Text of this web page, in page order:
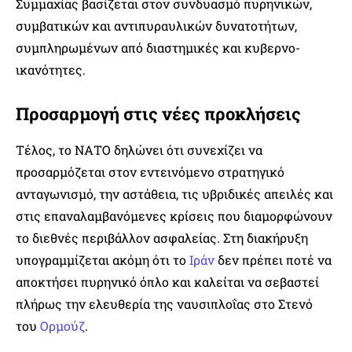
Συμμαχίας βασίζεται στον συνδυασμό πυρηνικών,
συμβατικών και αντιπυραυλικών δυνατοτήτων,
συμπληρωμένων από διαστημικές και κυβερνο-
ικανότητες.
Προσαρμογή στις νέες προκλήσεις
Τέλος, το ΝΑΤΟ δηλώνει ότι συνεχίζει να
προσαρμόζεται στον εντεινόμενο στρατηγικό
ανταγωνισμό, την αστάθεια, τις υβριδικές απειλές και
στις επαναλαμβανόμενες κρίσεις που διαμορφώνουν
το διεθνές περιβάλλον ασφαλείας. Στη διακήρυξη
υπογραμμίζεται ακόμη ότι τοΙράνδεν πρέπει ποτέ να
αποκτήσει πυρηνικό όπλο και καλείται να σεβαστεί
πλήρως την ελευθερία της ναυσιπλοΐας στο Στενό
του Ορμούζ.